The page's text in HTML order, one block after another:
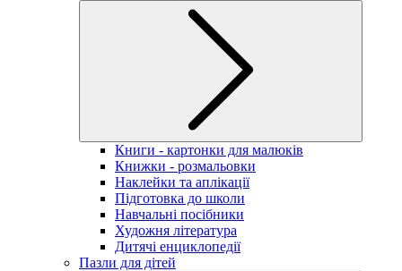
Книги - картонки для малюків
Книжки - розмальовки
Наклейки та аплікації
Підготовка до школи
Навчальні посібники
Художня література
Дитячі енциклопедії
Пазли для дітей